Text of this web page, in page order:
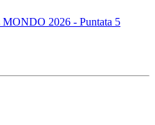
2026 - Puntata 5